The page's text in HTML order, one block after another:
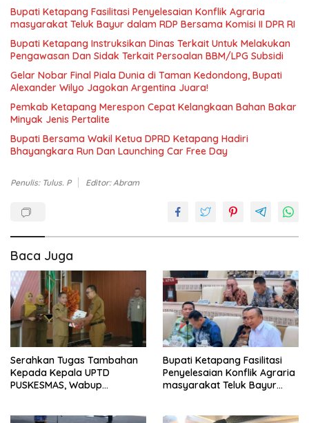
Bupati Ketapang Fasilitasi Penyelesaian Konflik Agraria
masyarakat Teluk Bayur dalam RDP Bersama Komisi II DPR RI
Bupati Ketapang Instruksikan Dinas Terkait Untuk Melakukan
Pengawasan Dan Sidak Terkait Persoalan BBM/LPG Subsidi
Gelar Nobar Final Piala Dunia di Taman Kedondong, Bupati
Alexander Wilyo Jagokan Argentina Juara!
Pemkab Ketapang Merespon Cepat Kelangkaan Bahan Bakar
Minyak Jenis Pertalite
Bupati Bersama Wakil Ketua DPRD Ketapang Hadiri
Bhayangkara Run Dan Launching Car Free Day
Penulis: Tulus. P Editor: Abram
Baca Juga
Serahkan Tugas Tambahan
Kepada Kepala UPTD
PUSKESMAS, Wabup
Bupati Ketapang Fasilitasi
Penyelesaian Konflik Agraria
masyarakat Teluk Bayur